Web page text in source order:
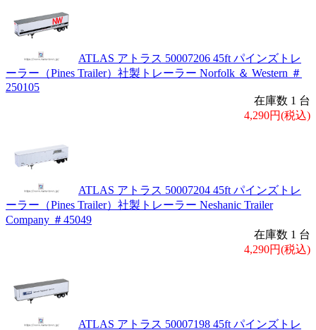
ATLAS アトラス 50007206 45ft パインズトレ
ーラー（Pines Trailer）社製トレーラー Norfolk ＆ Western ＃
250105
在庫数 1 台
4,290円(税込)
ATLAS アトラス 50007204 45ft パインズトレ
ーラー（Pines Trailer）社製トレーラー Neshanic Trailer
Company ＃45049
在庫数 1 台
4,290円(税込)
ATLAS アトラス 50007198 45ft パインズトレ